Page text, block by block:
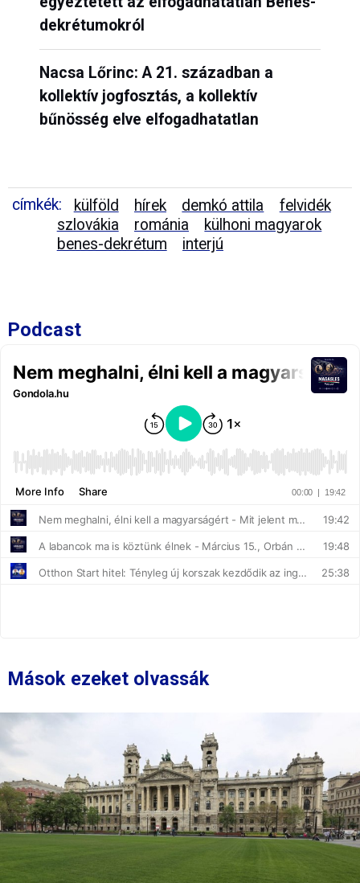
dekrétumokról
Nacsa Lőrinc: A 21. században a
kollektív jogfosztás, a kollektív
bűnösség elve elfogadhatatlan
címkék: külföld hírek demkó attila
felvidék
szlovákia
románia
külhoni magyarok
benes-dekrétum
interjú
Podcast
Mások ezeket olvassák